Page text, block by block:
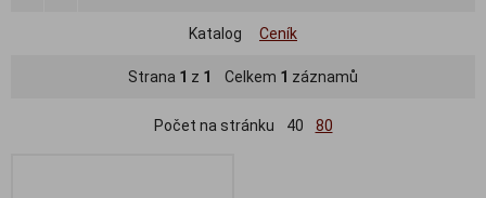
Katalog Ceník
Strana 1 z 1 Celkem 1 záznamů
Počet na stránku 40 80